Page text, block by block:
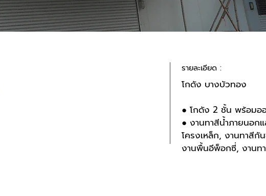
รายละเอียด :
โกดัง บางบัวทอง
● โกดัง 2 ชั้น พร้อม
● งานทาสีน้ำภายนอก
โครงเหล็ก, งานทาสีกั
งานพื้นอีพ็อกซี่, งาน